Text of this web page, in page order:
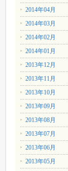
2014年04月
2014年03月
2014年02月
2014年01月
2013年12月
2013年11月
2013年10月
2013年09月
2013年08月
2013年07月
2013年06月
2013年05月